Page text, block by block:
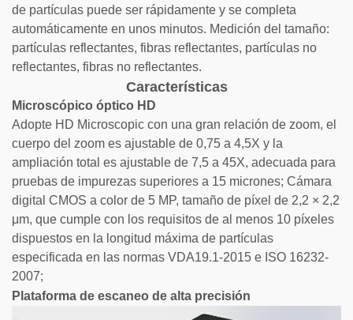
de partículas puede ser rápidamente y se completa
automáticamente en unos minutos. Medición del tamaño:
partículas reflectantes, fibras reflectantes, partículas no
reflectantes, fibras no reflectantes.
Características
Microscópico óptico HD
Adopte HD Microscopic con una gran relación de zoom, el
cuerpo del zoom es ajustable de 0,75 a 4,5X y la
ampliación total es ajustable de 7,5 a 45X, adecuada para
pruebas de impurezas superiores a 15 micrones; Cámara
digital CMOS a color de 5 MP, tamaño de píxel de 2,2 × 2,2
μm, que cumple con los requisitos de al menos 10 píxeles
dispuestos en la longitud máxima de partículas
especificada en las normas VDA19.1-2015 e ISO 16232-
2007;
Plataforma de escaneo de alta precisión